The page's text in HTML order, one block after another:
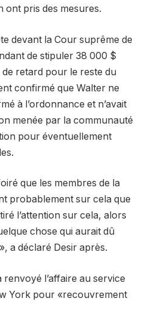
ont pris des mesures.
devant la Cour suprême de
de stipuler 38 000 $
retard pour le reste du
confirmé que Walter ne
à l’ordonnance et n’avait
menée par la communauté
pour éventuellement
que les membres de la
probablement sur cela que
l’attention sur cela, alors
chose qui aurait dû
a déclaré Desir après.
renvoyé l’affaire au service
York pour «recouvrement